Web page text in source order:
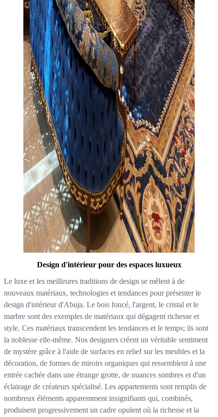
Design d'intérieur pour des espaces luxueux
Le luxe et les meilleures traditions de design se mêlent à de
nouveaux matériaux, technologies et tendances pour présenter le
design d'intérieur d'Abuja. Le bois foncé, l'argent, le cristal et le
marbre sont des exemples de matériaux qui dégagent richesse et
style. Ces matériaux transcendent les tendances et le temps; ils sont
la noblesse elle-même. Nos designers créent un véritable sentiment
de mystère grâce à l'aide de surfaces en relief sur les meubles et la
décoration, de formes de miroirs organiques qui ressemblent à une
entrée cachée dans une étrange grotte, de nuances sombres et d'un
éclairage de créateurs spécialisé. Les appartements sont remplis de
nombreux éléments apparemment insignifiants qui, combinés,
produisent progressivement un cadre opulent où la richesse et la